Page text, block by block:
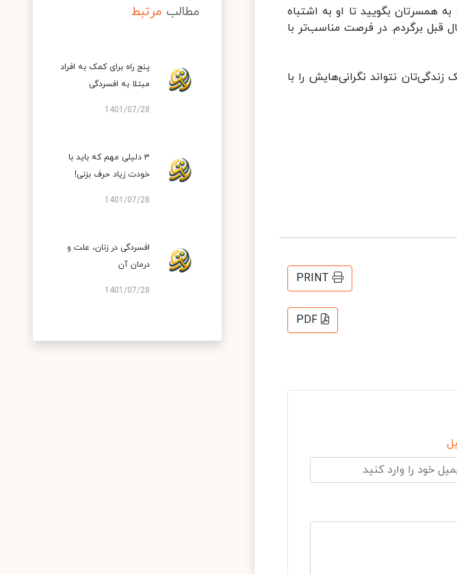
همسرتان بگویید تا او به اشتباه
قبل برگردم. در فرصت مناسب‌تر با
نتواند نگرانی‌هایش را با
PRINT
PDF
مطالب مرتبط
پنج راه برای کمک به افراد
مبتلا به افسردگی
1401/07/28
۳ دلیلی مهم که باید با
خودت زیاد حرف بزنی!
1401/07/28
افسردگی در زنان، علت و
درمان آن
1401/07/28